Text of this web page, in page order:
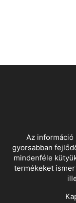
Az információ
gyorsabban
mindenféle
termékeket